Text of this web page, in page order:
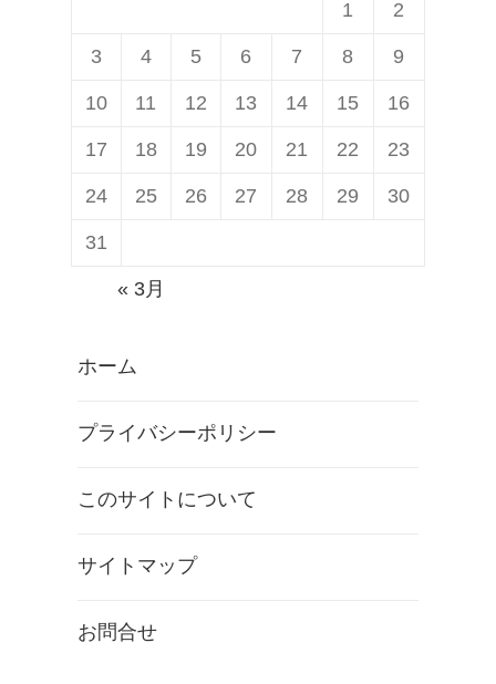
1 2
3 4 5 6 7 8 9
10 11 12 13 14 15 16
17 18 19 20 21 22 23
24 25 26 27 28 29 30
31
« 3月
ホーム
プライバシーポリシー
このサイトについて
サイトマップ
お問合せ